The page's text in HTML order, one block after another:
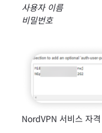
사용자 이름
비밀번호
NordVPN 서비스 자